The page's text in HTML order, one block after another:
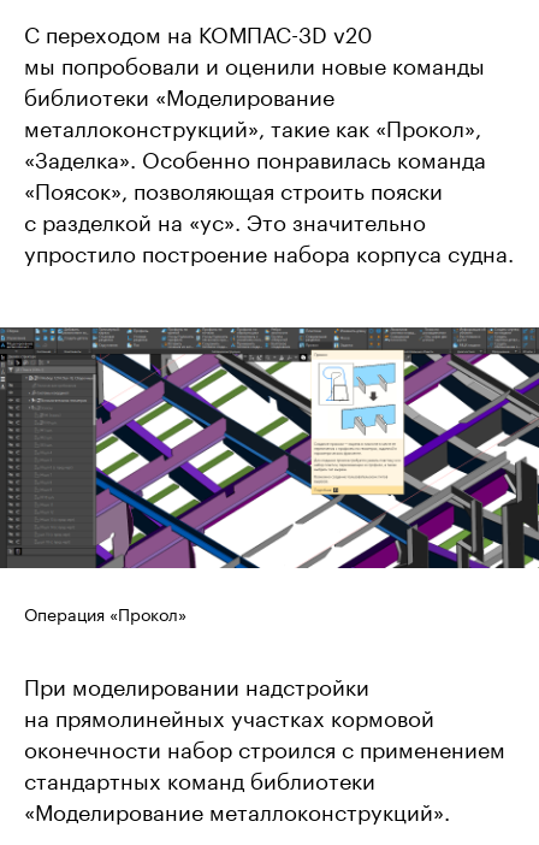
С переходом на КОМПАС-3D v20
мы попробовали и оценили новые команды
библиотеки «Моделирование
металлоконструкций», такие как «Прокол»,
«Заделка». Особенно понравилась команда
«Поясок», позволяющая строить пояски
с разделкой на «ус». Это значительно
упростило построение набора корпуса судна.
Операция «Прокол»
При моделировании надстройки
на прямолинейных участках кормовой
оконечности набор строился с применением
стандартных команд библиотеки
«Моделирование металлоконструкций».